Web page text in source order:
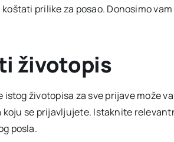
koštati prilike za posao. Donosimo
životopis
istog životopisa za sve prijave može
koju se prijavljujete. Istaknite
posla.